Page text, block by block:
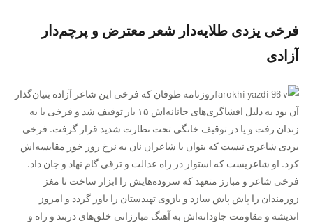
فرخی یزدی طلایه‌دار شعر معترض و پرچم‌دار
آزادی
روزنامه طوفان که فرخی این شاعر آزاده بنیان‌گذار
آن بود به دلیل افشاگری‌های جانانه‌اش‌ ١۵ بار توقیف شد و فرخی یا به
زندان رفت و یا در توقیف خانگی تحت نظارت شدید قرار گرفت. فرخی
یزدی شاعری نیست که بتوان با شاعران نان به نرخ روز خور مقایسه‌اش‌
کرد. او شاعریست که استوار در راه عدالت و ترقی گام نهاد و جان داد.
فرخی شاعر و مبارز متعهد که سروده‌هایش را ابزار ساخت تا مغز
زورمندان را پاش پاش سازد و بازوی تهیدستان را یاور گردد و امروز
اندیشه و مقاومت جاودانه‌اش‌ به آهنگ مبارزاتی خلق‌های دربند و راه و